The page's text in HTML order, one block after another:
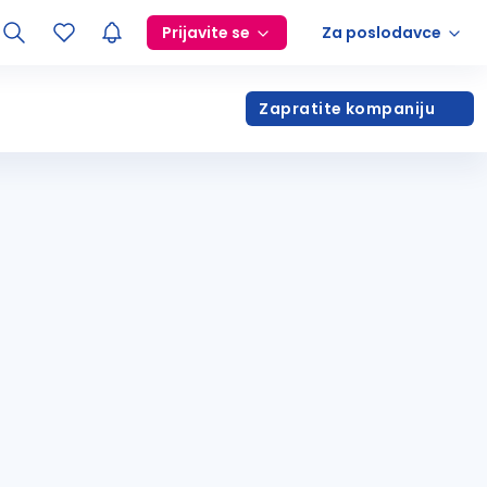
Prijavite se Za poslodavce
Zapratite kompaniju